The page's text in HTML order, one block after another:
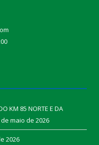
KM 85 NORTE E DA
de maio de 2026
2026